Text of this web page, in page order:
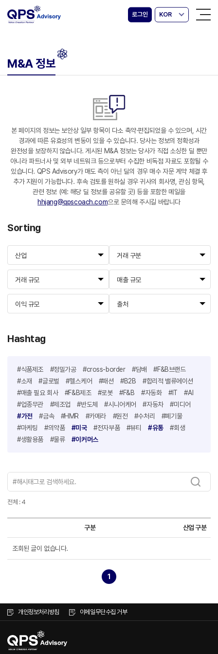
로그인 KOR
M&A 정보
본 페이지의 정보는 보안상 일부 항목이 다소 축약·편집되었을 수 있으며, 시간
경과에 따른 유효성의 변동이 있을 수 있습니다. 당사는 정보의 정확성과
완전성을 보장하지 않습니다. 게시된 M&A 정보는 당사가 직접 소싱한 딜 뿐만
아니라 파트너사 및 외부 네트워크 등으로부터 수집한 비독점 자료도 포함될 수
있습니다. QPS Advisory가 매도 측이 아닌 딜의 경우 매수 자문 계약 체결 후
추가 지원이 가능합니다. 후속 검토를 원하실 경우 귀사의 회사명, 관심 항목,
관련 정보 (예: 해당 딜 정보를 공유할 곳) 등을 포함한 메일을
hhjang@qpscoach.com으로 문의해 주시길 바랍니다
Sorting
산업 거래 구분
거래 규모 매출 규모
이익 규모 출처
Hashtag
#식품제조 #정밀가공 #cross-border #담배
#F&B브랜드
#소재
#글로벌 #헬스케어 #패션 #B2B
#합리적 밸류에이션
#매출 필요 회사
#F&B제조 #로봇 #F&B #자동화 #IT
#AI
#업종무관
#제조업 #반도체 #시니어케어 #자동차
#미디어
#가전
#금속 #HMR #카메라 #원전 #수처리
#폐기물
#마케팅
#의약품 #미국 #전자부품 #뷰티 #유통
#회생
#생활용품
#물류 #이커머스
전체 : 4
구분 산업 구분
조회된 글이 없습니다.
1
개인정보처리방침 이메일무단수집 거부